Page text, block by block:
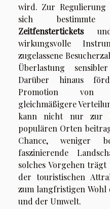
wird. Zur Regulierung
sich bestimmte
Zeitfenstertickets
wirkungsvolle
zugelassene
Überlastung
Darüber hinaus
Promotion von
gleichmäßigere
kann nicht nur zur
populären Orten
Chance, weniger
faszinierende
solches Vorgehen
der touristischen
zum langfristigen Wohl
und der Umwelt.